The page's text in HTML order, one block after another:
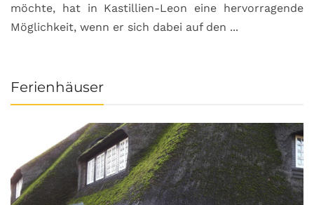
möchte, hat in Kastillien-Leon eine hervorragende
Möglichkeit, wenn er sich dabei auf den ...
Ferienhäuser